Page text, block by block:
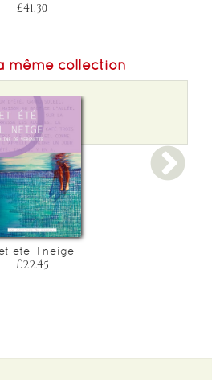
£41.30
même collection
ete il neige
£22.45